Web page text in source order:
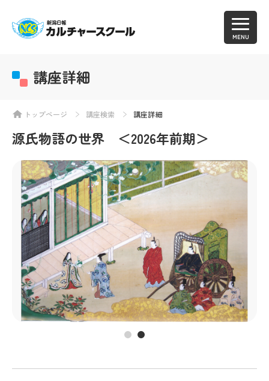
MENU
講座詳細
トップページ 講座検索 講座詳細
源氏物語の世界 ＜2026年前期＞